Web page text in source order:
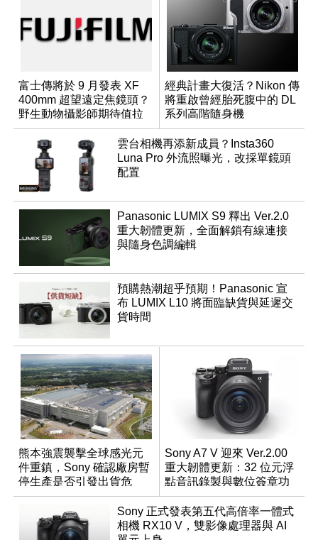
富士傳將於 9 月發表 XF
400mm 超望遠定焦鏡頭？
野生動物攝影師期待值拉
滿
經典計畫大復活？Nikon 傳
將重啟曾經胎死腹中的 DL
系列高階隨身機
雲台相機再添新成員？Insta360
Luna Pro 外流照曝光，改採單鏡頭
配置
Panasonic LUMIX S9 釋出 Ver.2.0
重大韌體更新，全面解鎖有線連接
與隨身色調編輯
預購熱潮超乎預期！Panasonic 宣
布 LUMIX L10 將面臨缺貨與延遲交
貨時間
熊本強震襲擊全球感光元
件重鎮，Sony 確認廠房暫
停生產是否引發出貨危
機？
Sony A7 V 迎來 Ver.2.00
重大韌體更新：32 位元浮
點音訊錄製與數位簽章功
能登場
Sony 正式發表第五代高倍率一體式
相機 RX10 V，雙影像處理器與 AI